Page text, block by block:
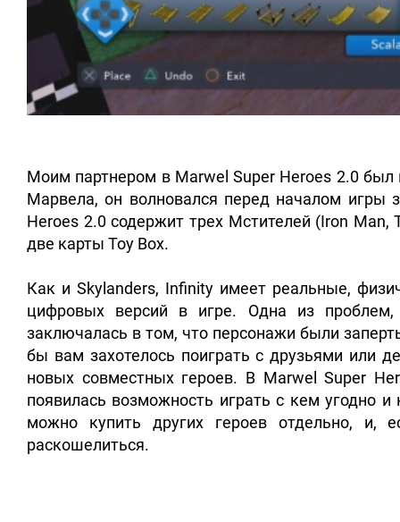
Моим партнером в Marwel Super Heroes 2.0
Марвела, он волновался перед началом игры
Heroes 2.0 содержит трех Мстителей (Iron Man,
две карты Toy Box.
Как и Skylanders, Infinity имеет реальные,
цифровых версий в игре. Одна из проблем,
заключалась в том, что персонажи были
бы вам захотелось поиграть с друзьями или
новых совместных героев. В Marwel Super
появилась возможность играть с кем угодно
можно купить других героев отдельно, и,
раскошелиться.